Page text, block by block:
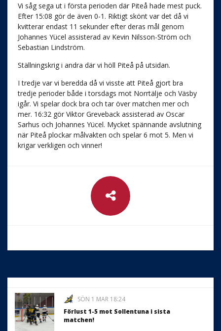
Vi såg sega ut i första perioden där Piteå hade mest puck.
Efter 15:08 gör de även 0-1. Riktigt skönt var det då vi
kvitterar endast 11 sekunder efter deras mål genom
Johannes Yücel assisterad av Kevin Nilsson-Ström och
Sebastian Lindström.
Ställningskrig i andra där vi höll Piteå på utsidan.
I tredje var vi beredda då vi visste att Piteå gjort bra
tredje perioder både i torsdags mot Norrtälje och Väsby
igår. Vi spelar dock bra och tar över matchen mer och
mer. 16:32 gör Viktor Greveback assisterad av Oscar
Sarhus och Johannes Yücel. Mycket spännande avslutning
när Piteå plockar målvakten och spelar 6 mot 5. Men vi
krigar verkligen och vinner!
SÖN 1 MAR 18:24
Förlust 1-5 mot Sollentuna i sista
matchen!